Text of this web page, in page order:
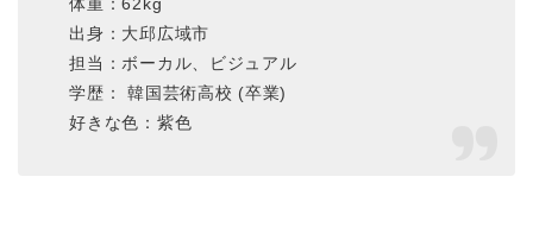
体重：62kg
出身：大邱広域市
担当：ボーカル、ビジュアル
学歴： 韓国芸術高校 (卒業)
好きな色：紫色